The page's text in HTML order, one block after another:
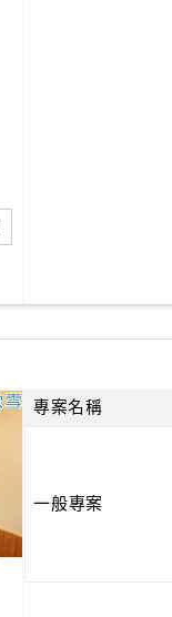
專案名稱
一般專案